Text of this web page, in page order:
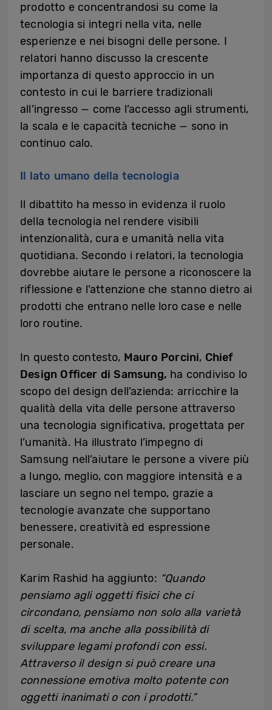
prodotto e concentrandosi su come la
tecnologia si integri nella vita, nelle
esperienze e nei bisogni delle persone. I
relatori hanno discusso la crescente
importanza di questo approccio in un
contesto in cui le barriere tradizionali
all’ingresso — come l’accesso agli strumenti,
la scala e le capacità tecniche — sono in
continuo calo.
Il lato umano della tecnologia
Il dibattito ha messo in evidenza il ruolo
della tecnologia nel rendere visibili
intenzionalità, cura e umanità nella vita
quotidiana. Secondo i relatori, la tecnologia
dovrebbe aiutare le persone a riconoscere la
riflessione e l’attenzione che stanno dietro ai
prodotti che entrano nelle loro case e nelle
loro routine.
In questo contesto, Mauro Porcini, Chief
Design Officer di Samsung, ha condiviso lo
scopo del design dell’azienda: arricchire la
qualità della vita delle persone attraverso
una tecnologia significativa, progettata per
l’umanità. Ha illustrato l’impegno di
Samsung nell’aiutare le persone a vivere più
a lungo, meglio, con maggiore intensità e a
lasciare un segno nel tempo, grazie a
tecnologie avanzate che supportano
benessere, creatività ed espressione
personale.
Karim Rashid ha aggiunto: “Quando
pensiamo agli oggetti fisici che ci
circondano, pensiamo non solo alla varietà
di scelta, ma anche alla possibilità di
sviluppare legami profondi con essi.
Attraverso il design si può creare una
connessione emotiva molto potente con
oggetti inanimati o con i prodotti.”